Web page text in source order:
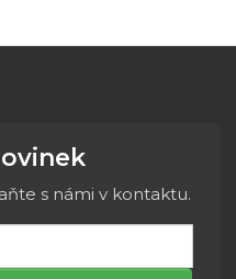
s námi v kontaktu.